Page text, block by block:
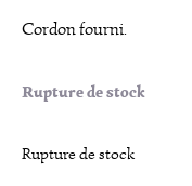
Cordon fourni.
Rupture de stock
Rupture de stock